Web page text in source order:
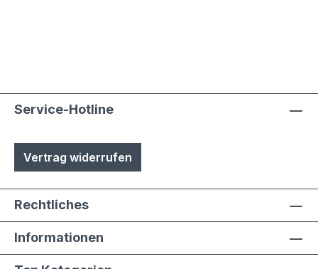
Service-Hotline
Vertrag widerrufen
Rechtliches
Informationen